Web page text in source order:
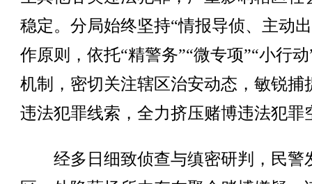
稳定。分局始终坚持“情报导侦、主动
作原则，依托“精警务”“微专项”“小行
机制，密切关注辖区治安动态，敏锐捕
违法犯罪线索，全力挤压赌博违法犯罪
经多日细致侦查与缜密研判，民警